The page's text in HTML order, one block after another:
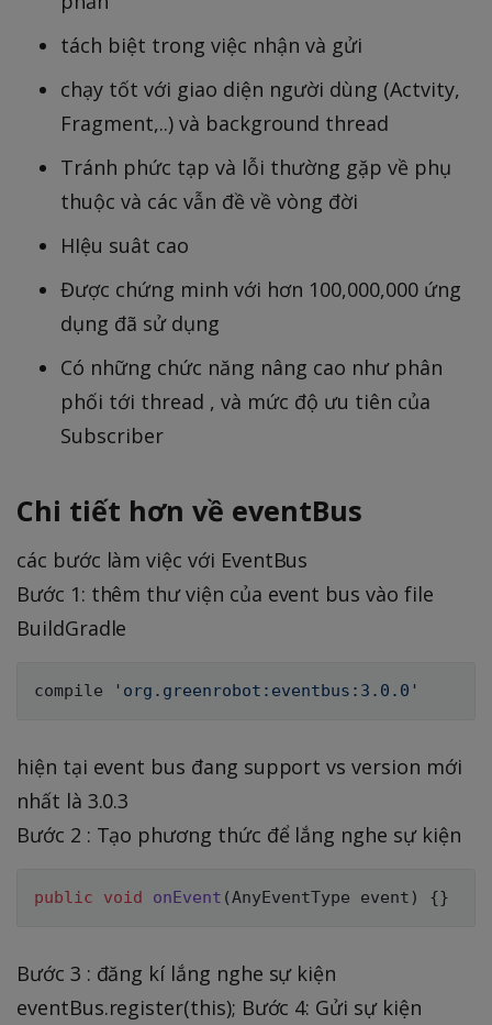
tách biệt trong việc nhận và gửi
chạy tốt với giao diện người dùng (Actvity,
Fragment,..) và background thread
Tránh phức tạp và lỗi thường gặp về phụ
thuộc và các vẫn đề về vòng đời
HIệu suât cao
Được chứng minh với hơn 100,000,000 ứng
dụng đã sử dụng
Có những chức năng nâng cao như phân
phối tới thread , và mức độ ưu tiên của
Subscriber
Chi tiết hơn về eventBus
các bước làm việc với EventBus
Bước 1: thêm thư viện của event bus vào file
BuildGradle
compile 'org.greenrobot:eventbus:3.0.0'
hiện tại event bus đang support vs version mới
nhất là 3.0.3
Bước 2 : Tạo phương thức để lắng nghe sự kiện
public void onEvent (AnyEventType event ) {}
Bước 3 : đăng kí lắng nghe sự kiện
eventBus.register(this); Bước 4: Gửi sự kiện